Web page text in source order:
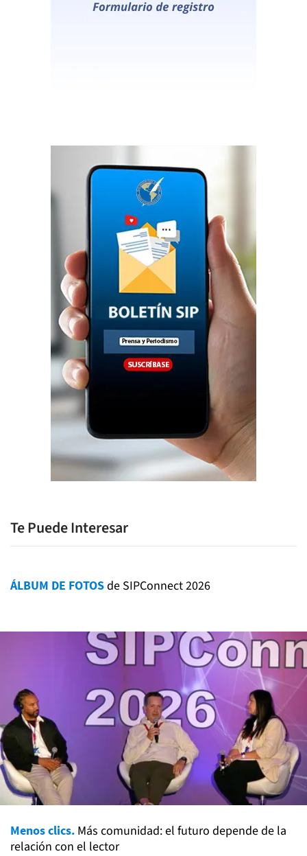
Te Puede Interesar
ÁLBUM DE FOTOSde SIPConnect 2026
Menos clics. Más comunidad: el futuro depende de la
relación con el lector